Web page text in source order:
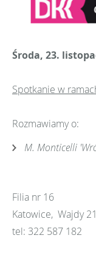
Środa, 23.
Spotkanie w
Rozmawiamy o:
M. Monticelli
Filia nr 16
Katowice, Wajdy 21
tel: 322 587 182